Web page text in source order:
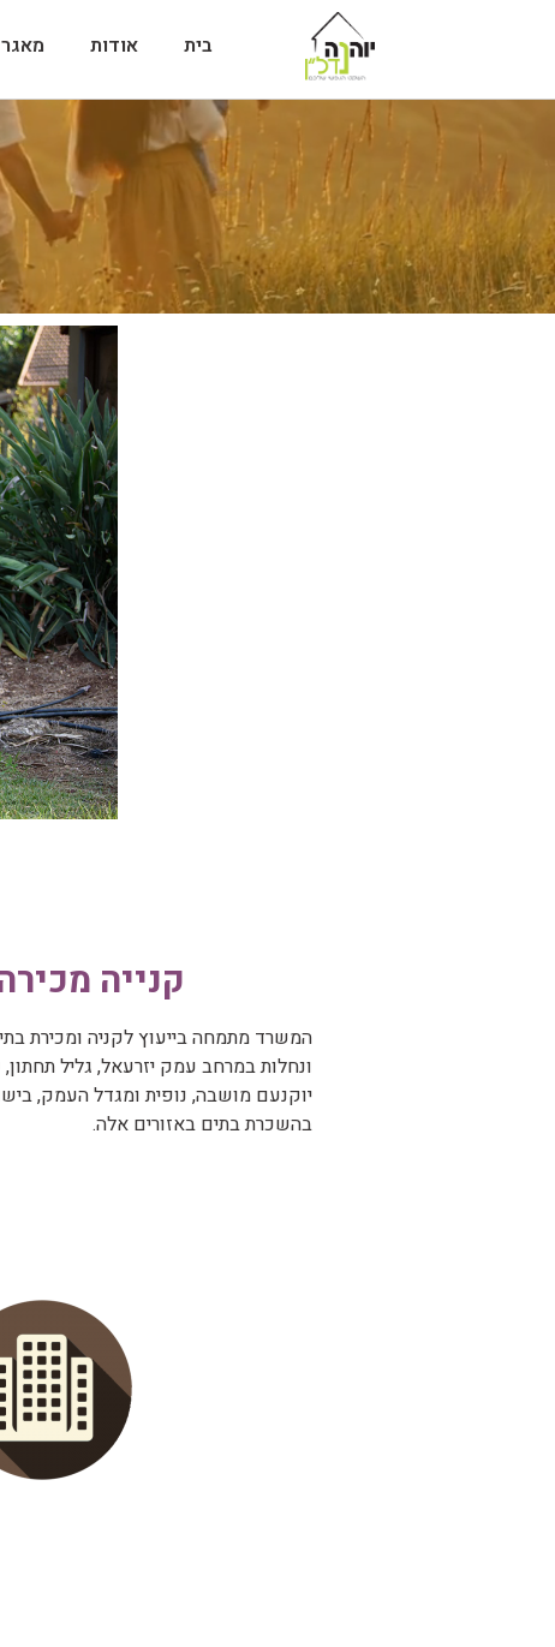
בית אודות
קנייה
המשרד מתמחה בייעוץ לקניה ומכירת
ונחלות במרחב עמק יזרעאל, גליל
יוקנעם מושבה, נופית ומגדל העמק,
בהשכרת בתים באזורים אלה.